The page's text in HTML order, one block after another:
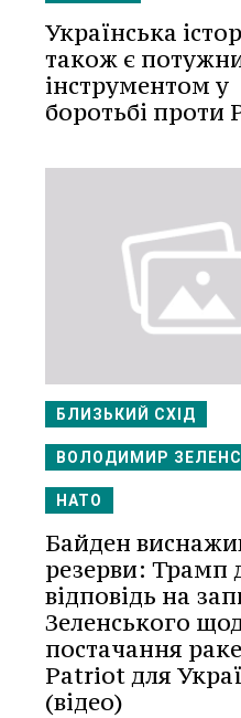
Українська
також є
інструментом у
боротьбі проти
БЛИЗЬКИЙ СХІД
ВОЛОДИМИР
НАТО
Байден
резерви: Трамп
відповідь на
Зеленського
постачання
Patriot для
(відео)